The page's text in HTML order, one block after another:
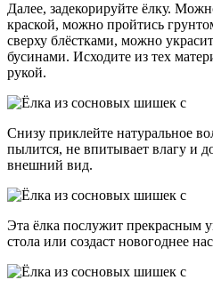
Далее, задекорируйте ёлку.
краской, можно пройтись
сверху блёстками, можно
бусинами. Исходите из тех
рукой.
Снизу приклейте натуральное
пылится, не впитывает влагу и
внешний вид.
Эта ёлка послужит прекрасным
стола или создаст новогоднее